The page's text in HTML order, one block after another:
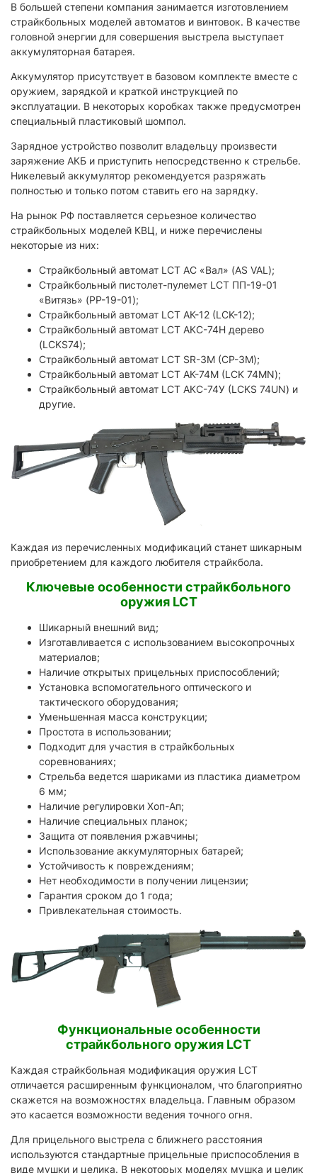
В большей степени компания занимается изготовлением
страйкбольных моделей автоматов и винтовок. В качестве
головной энергии для совершения выстрела выступает
аккумуляторная батарея.
Аккумулятор присутствует в базовом комплекте вместе с
оружием, зарядкой и краткой инструкцией по
эксплуатации. В некоторых коробках также предусмотрен
специальный пластиковый шомпол.
Зарядное устройство позволит владельцу произвести
заряжение АКБ и приступить непосредственно к стрельбе.
Никелевый аккумулятор рекомендуется разряжать
полностью и только потом ставить его на зарядку.
На рынок РФ поставляется серьезное количество
страйкбольных моделей КВЦ, и ниже перечислены
некоторые из них:
Страйкбольный автомат LCT АС «Вал» (AS VAL);
Страйкбольный пистолет-пулемет LCT ПП-19-01
«Витязь» (PP-19-01);
Страйкбольный автомат LCT АК-12 (LCK-12);
Страйкбольный автомат LCT АКС-74Н дерево
(LCKS74);
Страйкбольный автомат LCT SR-3M (СР-3М);
Страйкбольный автомат LCT АК-74М (LCK 74MN);
Страйкбольный автомат LCT АКС-74У (LCKS 74UN) и
другие.
Каждая из перечисленных модификаций станет шикарным
приобретением для каждого любителя страйкбола.
Ключевые особенности страйкбольного
оружия LCT
Шикарный внешний вид;
Изготавливается с использованием высокопрочных
материалов;
Наличие открытых прицельных приспособлений;
Установка вспомогательного оптического и
тактического оборудования;
Уменьшенная масса конструкции;
Простота в использовании;
Подходит для участия в страйкбольных
соревнованиях;
Стрельба ведется шариками из пластика диаметром
6 мм;
Наличие регулировки Хоп-Ап;
Наличие специальных планок;
Защита от появления ржавчины;
Использование аккумуляторных батарей;
Устойчивость к повреждениям;
Нет необходимости в получении лицензии;
Гарантия сроком до 1 года;
Привлекательная стоимость.
Функциональные особенности
страйкбольного оружия LCT
Каждая страйкбольная модификация оружия LCT
отличается расширенным функционалом, что благоприятно
скажется на возможностях владельца. Главным образом
это касается возможности ведения точного огня.
Для прицельного выстрела с ближнего расстояния
используются стандартные прицельные приспособления в
виде мушки и целика. В некоторых моделях мушка и целик